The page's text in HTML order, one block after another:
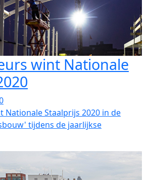
wint Nationale
Nationale Staalprijs 2020 in de
tijdens de jaarlijkse